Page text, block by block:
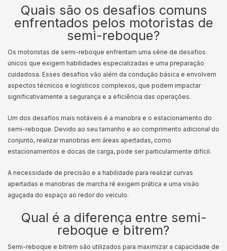
Quais são os desafios comuns
enfrentados pelos motoristas de
semi-reboque?
Os motoristas de semi-reboque enfrentam uma série de desafios
únicos que exigem habilidades especializadas e uma preparação
cuidadosa. Esses desafios vão além da condução básica e envolvem
aspectos técnicos e logísticos complexos, que podem impactar
significativamente a segurança e a eficiência das operações.
Um dos desafios mais notáveis é a manobra e o estacionamento do
semi-reboque. Devido ao seu tamanho e ao comprimento adicional do
conjunto, realizar manobras em áreas apertadas, como
estacionamentos e docas de carga, pode ser particularmente difícil.
A necessidade de precisão e a habilidade para realizar curvas
apertadas e manobras de marcha ré exigem prática e uma visão
aguçada do espaço ao redor do veículo.
Qual é a diferença entre semi-
reboque e bitrem?
Semi-reboque e bitrem são utilizados para maximizar a capacidade de